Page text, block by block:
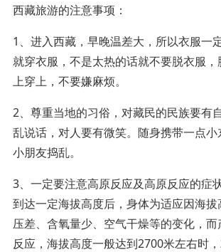
西藏旅游的注意事项：
1、进入西藏，早晚温差大，所以衣服一
就穿衣服，不是太热的话就不要脱衣服，
上穿上，不要嫌麻烦。
2、尊重当地的习俗，对藏民的民族要有
乱说话，对人要有微笑。随身携带一点
小朋友捣乱。
3、一定要注意高原反应及高原反应的症
到达一定海拔高度后，身体为适应因海
压差、含氧量少、空气干燥等的变化，
反应，海拔高度一般达到2700米左右时